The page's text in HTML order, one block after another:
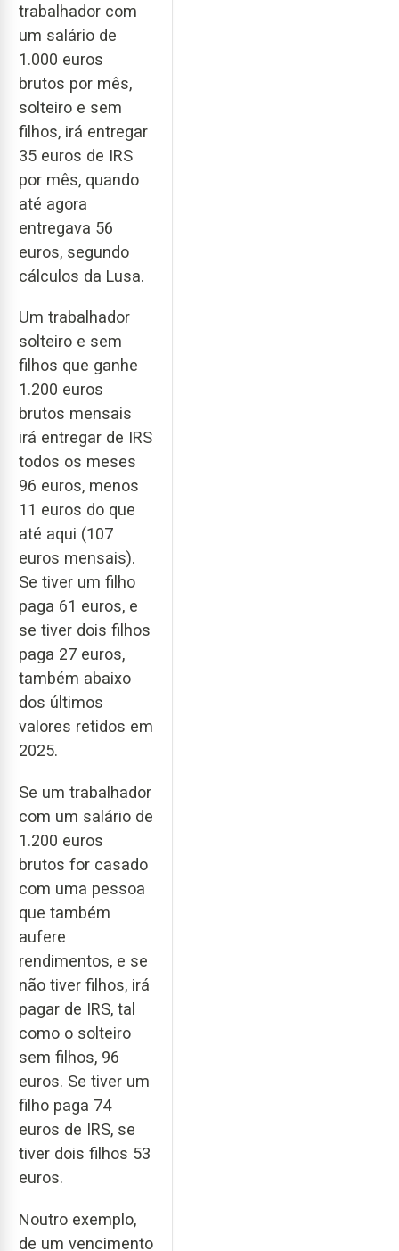
trabalhador com
um salário de
1.000 euros
brutos por mês,
solteiro e sem
filhos, irá entregar
35 euros de IRS
por mês, quando
até agora
entregava 56
euros, segundo
cálculos da Lusa.
Um trabalhador
solteiro e sem
filhos que ganhe
1.200 euros
brutos mensais
irá entregar de IRS
todos os meses
96 euros, menos
11 euros do que
até aqui (107
euros mensais).
Se tiver um filho
paga 61 euros, e
se tiver dois filhos
paga 27 euros,
também abaixo
dos últimos
valores retidos em
2025.
Se um trabalhador
com um salário de
1.200 euros
brutos for casado
com uma pessoa
que também
aufere
rendimentos, e se
não tiver filhos, irá
pagar de IRS, tal
como o solteiro
sem filhos, 96
euros. Se tiver um
filho paga 74
euros de IRS, se
tiver dois filhos 53
euros.
Noutro exemplo,
de um vencimento